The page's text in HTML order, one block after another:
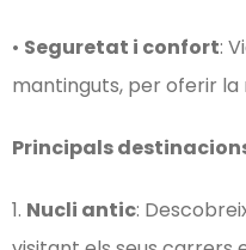
• Seguretat i confort:
mantinguts, per oferir
Principals
1. Nucli antic: